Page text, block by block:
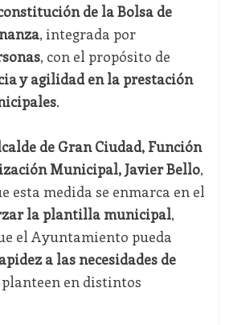
de la Bolsa de
, integrada por
, con el propósito de
y agilidad en la prestación
.
de Gran Ciudad, Función
Municipal, Javier Bello,
esta medida se enmarca en el
la plantilla municipal,
el Ayuntamiento pueda
a las necesidades de
en distintos